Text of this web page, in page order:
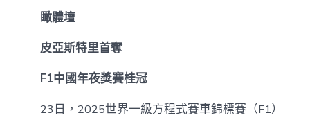
瞰體壇
皮亞斯特里首奪
F1中國年夜獎賽桂冠
23日，2025世界一級方程式賽車錦標賽（F1）